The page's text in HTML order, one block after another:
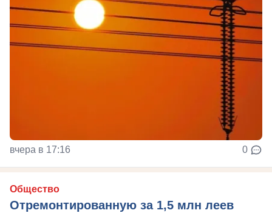
вчера в 17:16 0
Общество
Отремонтированную за 1,5 млн леев